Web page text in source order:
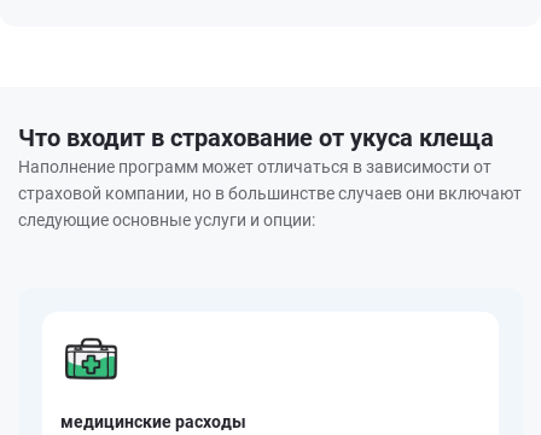
Что входит в страхование от укуса клеща
Наполнение программ может отличаться в зависимости от
страховой компании, но в большинстве случаев они включают
следующие основные услуги и опции:
медицинские расходы